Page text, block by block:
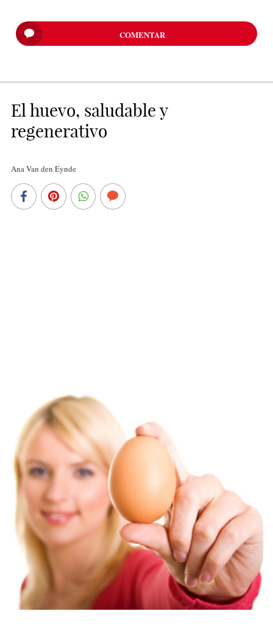
COMENTAR
El huevo, saludable y
regenerativo
Ana Van den Eynde